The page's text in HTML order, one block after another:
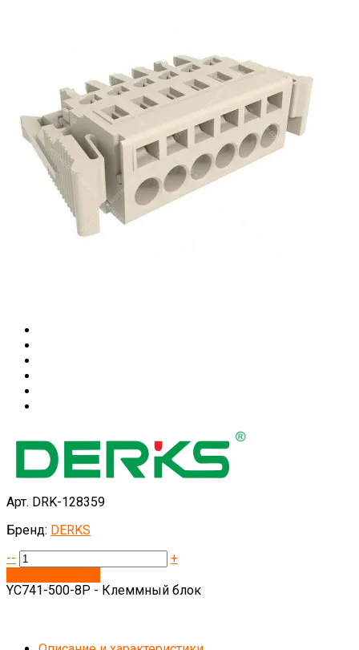
Арт. DRK-128359
Бренд: DERKS
--
+
YC741-500-8P - Клеммный блок